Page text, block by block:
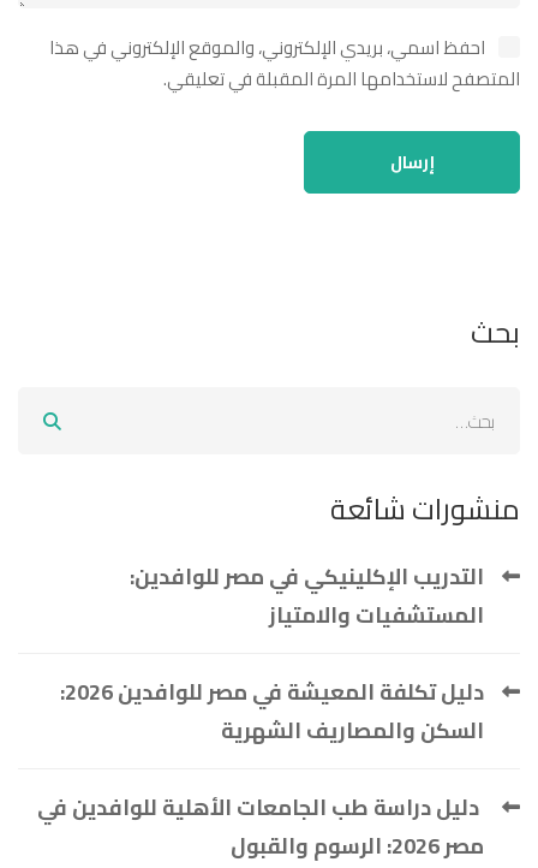
احفظ اسمي، بريدي الإلكتروني، والموقع الإلكتروني في هذا
المتصفح لاستخدامها المرة المقبلة في تعليقي.
بحث
منشورات شائعة
التدريب الإكلينيكي في مصر للوافدين:
المستشفيات والامتياز
دليل تكلفة المعيشة في مصر للوافدين 2026:
السكن والمصاريف الشهرية
دليل دراسة طب الجامعات الأهلية للوافدين في
مصر 2026: الرسوم والقبول